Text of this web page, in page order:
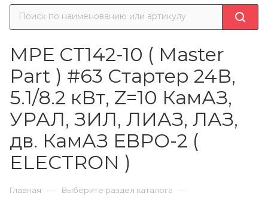
МРЕ СТ142-10 ( Master
Part ) #63 Стартер 24В,
5.1/8.2 кВт, Z=10 КамАЗ,
УРАЛ, ЗИЛ, ЛИАЗ, ЛАЗ,
дв. КамАЗ ЕВРО-2 (
ELECTRON )
Главная — Выберите раздел каталога —